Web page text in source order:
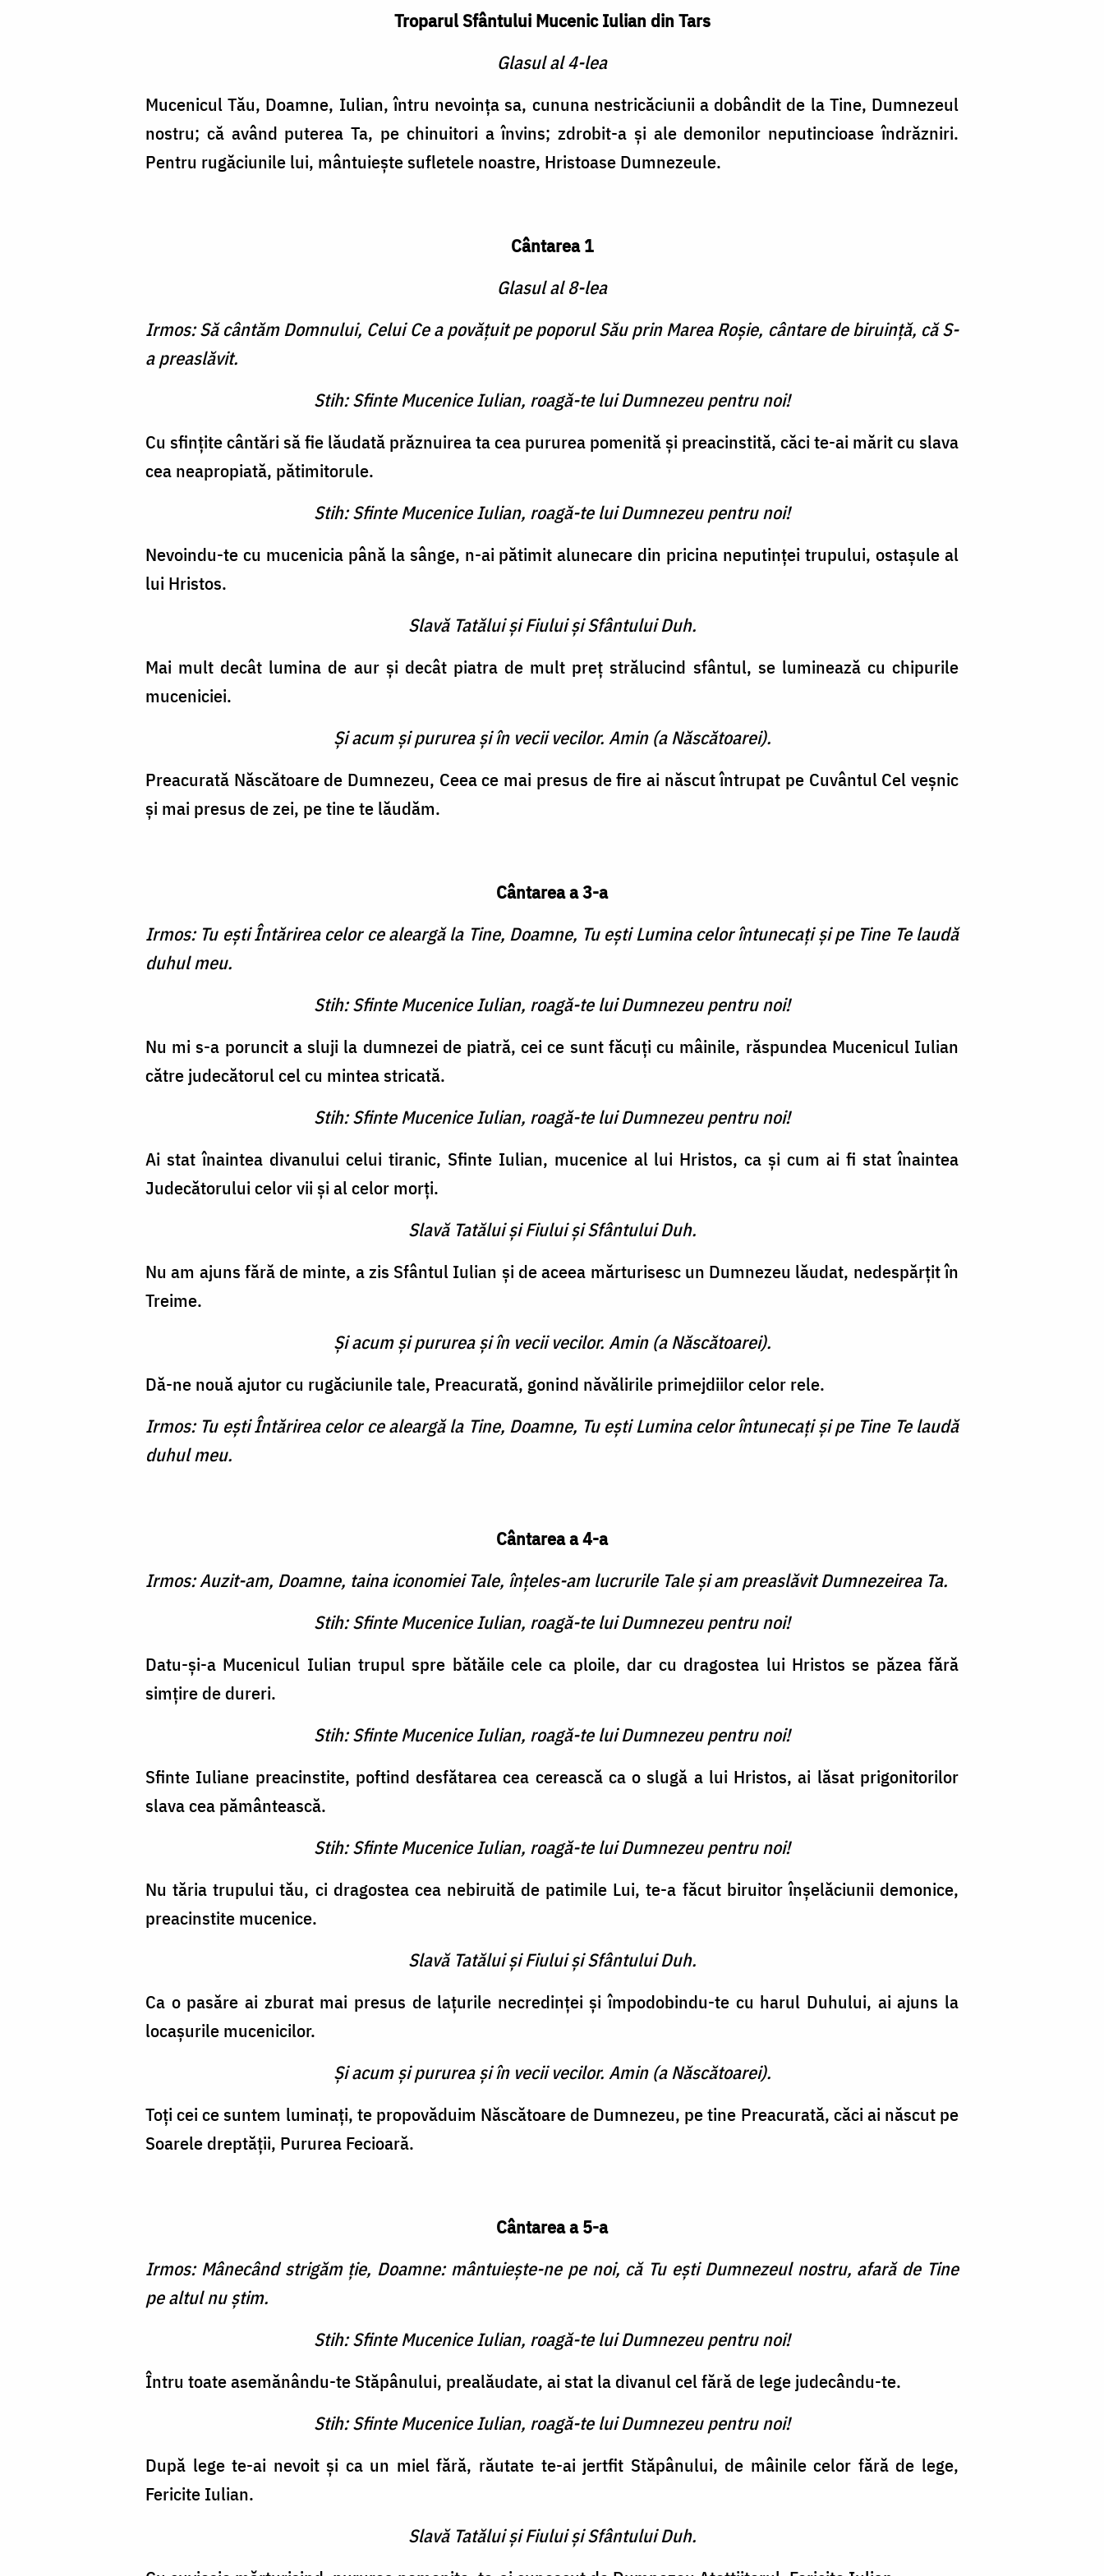
Troparul Sfântului Mucenic Iulian din Tars
Glasul al 4-lea
Mucenicul Tău, Doamne, Iulian, întru nevoinţa sa, cununa nestricăciunii a dobândit de la Tine, Dumnezeul
nostru; că având puterea Ta, pe chinuitori a învins; zdrobit-a şi ale demonilor neputincioase îndrăzniri.
Pentru rugăciunile lui, mântuieşte sufletele noastre, Hristoase Dumnezeule.
Cântarea 1
Glasul al 8-lea
Irmos: Să cântăm Domnului, Celui Ce a povăţuit pe poporul Său prin Marea Roşie, cântare de biruinţă, că S-
a preaslăvit.
Stih: Sfinte Mucenice Iulian, roagă-te lui Dumnezeu pentru noi!
Cu sfinţite cântări să fie lăudată prăznuirea ta cea pururea pomenită şi preacinstită, căci te-ai mărit cu slava
cea neapropiată, pătimitorule.
Stih: Sfinte Mucenice Iulian, roagă-te lui Dumnezeu pentru noi!
Nevoindu-te cu mucenicia până la sânge, n-ai pătimit alunecare din pricina neputinţei trupului, ostaşule al
lui Hristos.
Slavă Tatălui şi Fiului şi Sfântului Duh.
Mai mult decât lumina de aur şi decât piatra de mult preţ strălucind sfântul, se luminează cu chipurile
muceniciei.
Şi acum şi pururea şi în vecii vecilor. Amin (a Născătoarei).
Preacurată Născătoare de Dumnezeu, Ceea ce mai presus de fire ai născut întrupat pe Cuvântul Cel veşnic
şi mai presus de zei, pe tine te lăudăm.
Cântarea a 3-a
Irmos: Tu eşti Întărirea celor ce aleargă la Tine, Doamne, Tu eşti Lumina celor întunecaţi şi pe Tine Te laudă
duhul meu.
Stih: Sfinte Mucenice Iulian, roagă-te lui Dumnezeu pentru noi!
Nu mi s-a poruncit a sluji la dumnezei de piatră, cei ce sunt făcuţi cu mâinile, răspundea Mucenicul Iulian
către judecătorul cel cu mintea stricată.
Stih: Sfinte Mucenice Iulian, roagă-te lui Dumnezeu pentru noi!
Ai stat înaintea divanului celui tiranic, Sfinte Iulian, mucenice al lui Hristos, ca şi cum ai fi stat înaintea
Judecătorului celor vii şi al celor morţi.
Slavă Tatălui şi Fiului şi Sfântului Duh.
Nu am ajuns fără de minte, a zis Sfântul Iulian şi de aceea mărturisesc un Dumnezeu lăudat, nedespărţit în
Treime.
Şi acum şi pururea şi în vecii vecilor. Amin (a Născătoarei).
Dă-ne nouă ajutor cu rugăciunile tale, Preacurată, gonind năvălirile primejdiilor celor rele.
Irmos: Tu eşti Întărirea celor ce aleargă la Tine, Doamne, Tu eşti Lumina celor întunecaţi şi pe Tine Te laudă
duhul meu.
Cântarea a 4-a
Irmos: Auzit-am, Doamne, taina iconomiei Tale, înţeles-am lucrurile Tale şi am preaslăvit Dumnezeirea Ta.
Stih: Sfinte Mucenice Iulian, roagă-te lui Dumnezeu pentru noi!
Datu-şi-a Mucenicul Iulian trupul spre bătăile cele ca ploile, dar cu dragostea lui Hristos se păzea fără
simţire de dureri.
Stih: Sfinte Mucenice Iulian, roagă-te lui Dumnezeu pentru noi!
Sfinte Iuliane preacinstite, poftind desfătarea cea cerească ca o slugă a lui Hristos, ai lăsat prigonitorilor
slava cea pământească.
Stih: Sfinte Mucenice Iulian, roagă-te lui Dumnezeu pentru noi!
Nu tăria trupului tău, ci dragostea cea nebiruită de patimile Lui, te-a făcut biruitor înşelăciunii demonice,
preacinstite mucenice.
Slavă Tatălui şi Fiului şi Sfântului Duh.
Ca o pasăre ai zburat mai presus de laţurile necredinţei şi împodobindu-te cu harul Duhului, ai ajuns la
locaşurile mucenicilor.
Şi acum şi pururea şi în vecii vecilor. Amin (a Născătoarei).
Toţi cei ce suntem luminaţi, te propovăduim Născătoare de Dumnezeu, pe tine Preacurată, căci ai născut pe
Soarele dreptăţii, Pururea Fecioară.
Cântarea a 5-a
Irmos: Mânecând strigăm ţie, Doamne: mântuieşte-ne pe noi, că Tu eşti Dumnezeul nostru, afară de Tine
pe altul nu ştim.
Stih: Sfinte Mucenice Iulian, roagă-te lui Dumnezeu pentru noi!
Întru toate asemănându-te Stăpânului, prealăudate, ai stat la divanul cel fără de lege judecându-te.
Stih: Sfinte Mucenice Iulian, roagă-te lui Dumnezeu pentru noi!
După lege te-ai nevoit şi ca un miel fără, răutate te-ai jertfit Stăpânului, de mâinile celor fără de lege,
Fericite Iulian.
Slavă Tatălui şi Fiului şi Sfântului Duh.